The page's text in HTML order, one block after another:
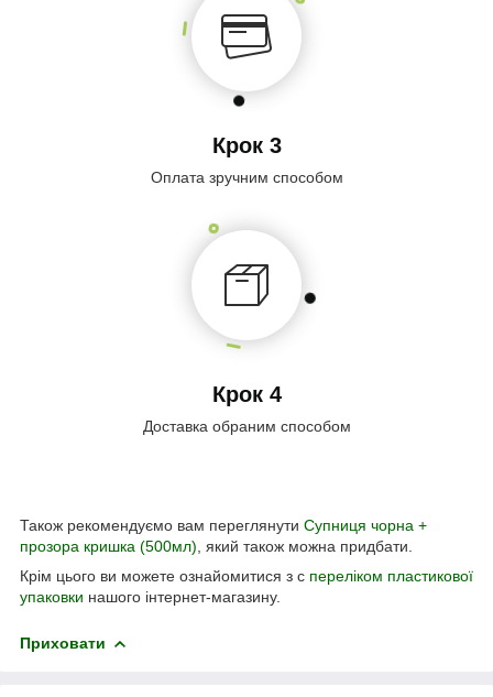
Крок 3
Оплата зручним способом
Крок 4
Доставка обраним способом
Також рекомендуємо вам переглянути Супниця чорна +
прозора кришка (500мл) , який також можна придбати.
Крім цього ви можете ознайомитися з с переліком пластикової
упаковки нашого інтернет-магазину.
Приховати